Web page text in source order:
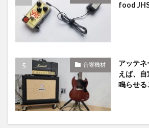
food
音響機材
アッテ
えば、
鳴らせる